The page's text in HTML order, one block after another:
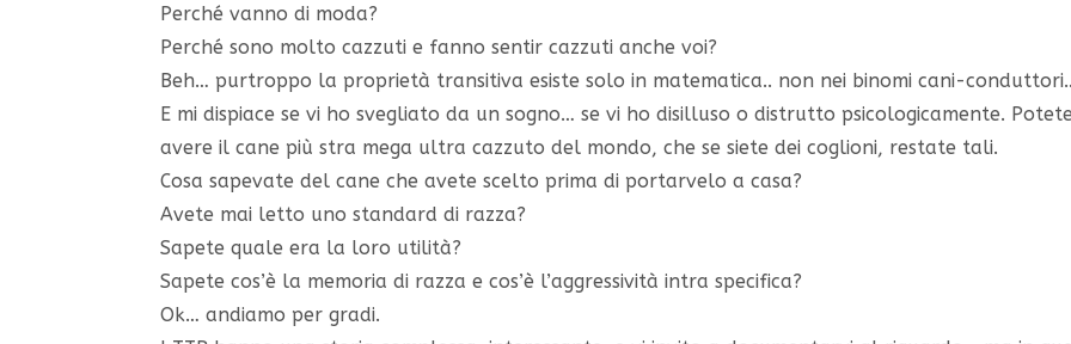
Perché vanno di moda?
Perché sono molto cazzuti e fanno sentir cazzuti anche voi?
Beh… purtroppo la proprietà transitiva esiste solo in matematica.. non nei binomi cani-
E mi dispiace se vi ho svegliato da un sogno… se vi ho disilluso o distrutto psicologicamente. Potete
avere il cane più stra mega ultra cazzuto del mondo, che se siete dei coglioni, restate tali.
Cosa sapevate del cane che avete scelto prima di portarvelo a casa?
Avete mai letto uno standard di razza?
Sapete quale era la loro utilità?
Sapete cos’è la memoria di razza e cos’è l’aggressività intra specifica?
Ok… andiamo per gradi.